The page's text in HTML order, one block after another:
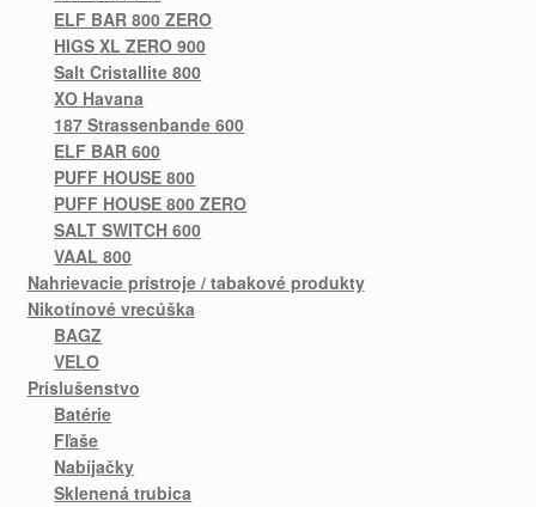
ELF BAR 800 ZERO
HIGS XL ZERO 900
Salt Cristallite 800
XO Havana
187 Strassenbande 600
ELF BAR 600
PUFF HOUSE 800
PUFF HOUSE 800 ZERO
SALT SWITCH 600
VAAL 800
Nahrievacie prístroje / tabakové produkty
Nikotínové vrecúška
BAGZ
VELO
Príslušenstvo
Batérie
Fľaše
Nabíjačky
Sklenená trubica